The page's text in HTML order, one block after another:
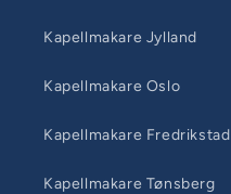
Kapellmakare Jylland
Kapellmakare Oslo
Kapellmakare Fredrikstad
Kapellmakare Tønsberg